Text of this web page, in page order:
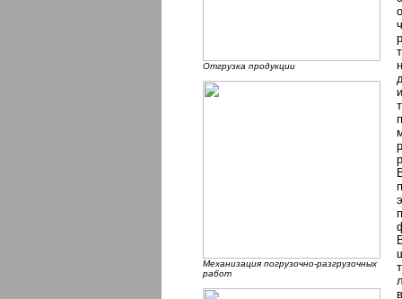
Отгрузка продукции
Механизация погрузочно-разгрузочных
работ